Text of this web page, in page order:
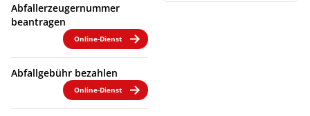
Abfallerzeugernummer
beantragen
Online-Dienst
Abfallgebühr bezahlen
Online-Dienst